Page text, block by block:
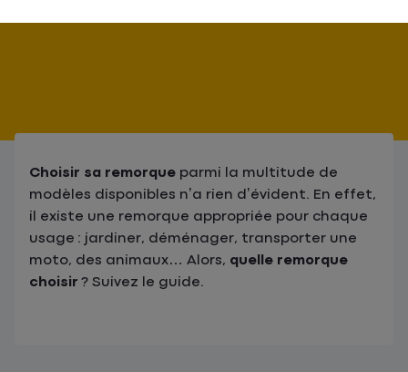
Choisir sa remorque parmi la multitude de
modèles disponibles n’a rien d’évident. En effet,
il existe une remorque appropriée pour chaque
usage : jardiner, déménager, transporter une
moto, des animaux… Alors, quelle remorque
choisir ? Suivez le guide.